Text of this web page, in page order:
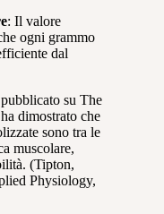
: Il valore
ogni grammo
dal
su The
dimostrato che
sono tra le
muscolare,
(Tipton,
Physiology,